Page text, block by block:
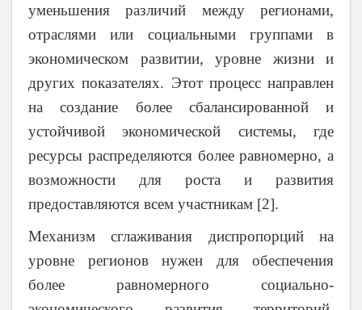
уменьшения различий между регионами,
отраслями или социальными группами в
экономическом развитии, уровне жизни и
других показателях. Этот процесс направлен
на создание более сбалансированной и
устойчивой экономической системы, где
ресурсы распределяются более равномерно, а
возможности для роста и развития
предоставляются всем участникам [2].
Механизм сглаживания диспропорций на
уровне регионов нужен для обеспечения
более равномерного социально-